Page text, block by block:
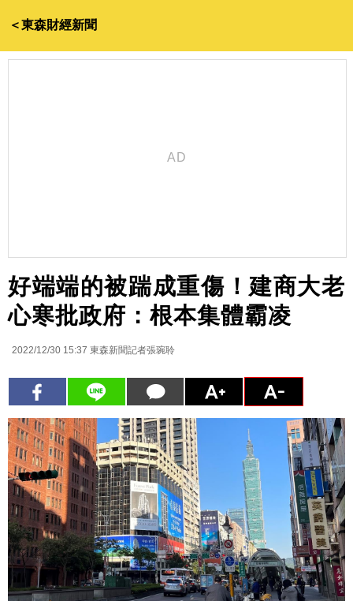
＜東森財經新聞
好端端的被踹成重傷！建商大老
心寒批政府：根本集體霸凌
2022/12/30 15:37 東森新聞記者張琬聆